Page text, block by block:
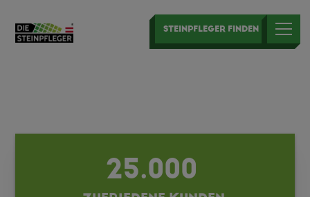
STEINPFLEGER FINDEN
25.000